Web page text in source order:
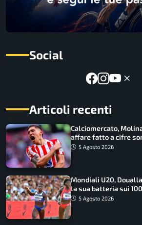
Social
Articoli recenti
Calciomercato,
affare fatto a cifre
5 Agosto 2026
Mondiali U20,
la sua batteria sui
disputano le finali
5 Agosto 2026